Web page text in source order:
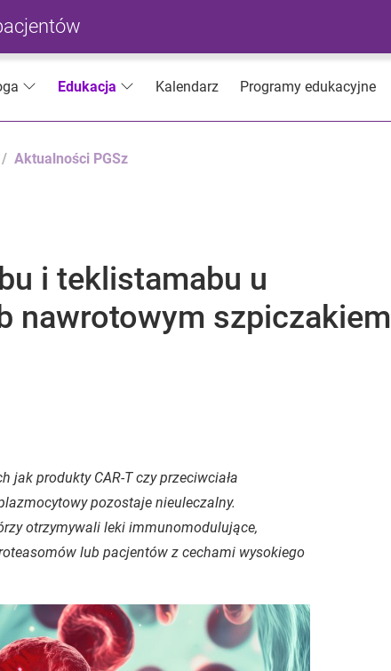
Edukacja Kalendarz Programy edukacyjne
Aktualności PGSz
i teklistamabu u
nawrotowym szpiczakiem
produkty CAR-T czy przeciwciała
pozostaje nieuleczalny.
otrzymywali leki immunomodulujące,
lub pacjentów z cechami wysokiego